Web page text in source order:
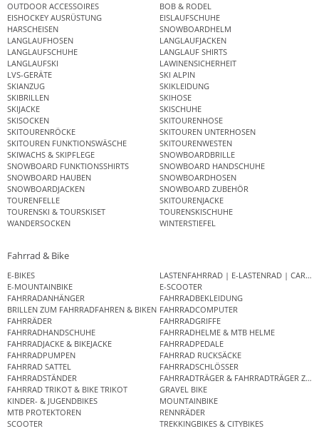
OUTDOOR ACCESSOIRES
BOB & RODEL
EISHOCKEY AUSRÜSTUNG
EISLAUFSCHUHE
HARSCHEISEN
SNOWBOARDHELM
LANGLAUFHOSEN
LANGLAUFJACKEN
LANGLAUFSCHUHE
LANGLAUF SHIRTS
LANGLAUFSKI
LAWINENSICHERHEIT
LVS-GERÄTE
SKI ALPIN
SKIANZUG
SKIKLEIDUNG
SKIBRILLEN
SKIHOSE
SKIJACKE
SKISCHUHE
SKISOCKEN
SKITOURENHOSE
SKITOURENRÖCKE
SKITOUREN UNTERHOSEN
SKITOUREN FUNKTIONSWÄSCHE
SKITOURENWESTEN
SKIWACHS & SKIPFLEGE
SNOWBOARDBRILLE
SNOWBOARD FUNKTIONSSHIRTS
SNOWBOARD HANDSCHUHE
SNOWBOARD HAUBEN
SNOWBOARDHOSEN
SNOWBOARDJACKEN
SNOWBOARD ZUBEHÖR
TOURENFELLE
SKITOURENJACKE
TOURENSKI & TOURSKISET
TOURENSKISCHUHE
WANDERSOCKEN
WINTERSTIEFEL
Fahrrad & Bike
E-BIKES
LASTENFAHRRAD | E-LASTENRAD |
E-MOUNTAINBIKE
E-SCOOTER
FAHRRADANHÄNGER
FAHRRADBEKLEIDUNG
BRILLEN ZUM FAHRRADFAHREN & BIKEN FAHRRADCOMPUTER
FAHRRÄDER
FAHRRADGRIFFE
FAHRRADHANDSCHUHE
FAHRRADHELME & MTB HELME
FAHRRADJACKE & BIKEJACKE
FAHRRADPEDALE
FAHRRADPUMPEN
FAHRRAD RUCKSÄCKE
FAHRRAD SATTEL
FAHRRADSCHLÖSSER
FAHRRADSTÄNDER
FAHRRADTRÄGER & FAHRRADTRÄGER
FAHRRAD TRIKOT & BIKE TRIKOT
GRAVEL BIKE
KINDER- & JUGENDBIKES
MOUNTAINBIKE
MTB PROTEKTOREN
RENNRÄDER
SCOOTER
TREKKINGBIKES & CITYBIKES